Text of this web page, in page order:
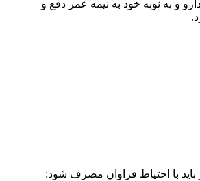
و به نوبه خود به نيمه عمر دفع و